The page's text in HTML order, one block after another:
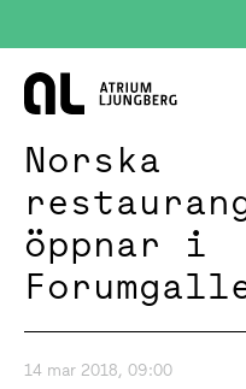
Hem
Norska
öppnar i
14 mar 2018, 09:00